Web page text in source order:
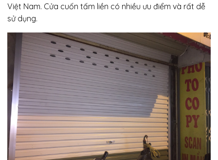
Việt Nam. Cửa cuốn tấm liền có nhiều ưu điểm và rất dễ
sử dụng.